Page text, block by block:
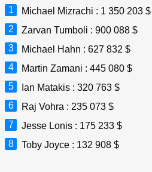
Michael Mizrachi : 1 350 203 $
Zarvan Tumboli : 900 088 $
Michael Hahn : 627 832 $
Martin Zamani : 445 080 $
Ian Matakis : 320 763 $
Raj Vohra : 235 073 $
Jesse Lonis : 175 233 $
Toby Joyce : 132 908 $